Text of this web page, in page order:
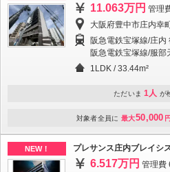
11.063万円 管理
大阪府豊中市庄内幸
阪急電鉄宝塚線/庄内
阪急電鉄宝塚線/服部
1LDK /33.44m²
ただいま 1人 が
対象者全員に 最大50,000 円
NEW！ プレサンス庄内ブレイシ
6.517万円 管理費